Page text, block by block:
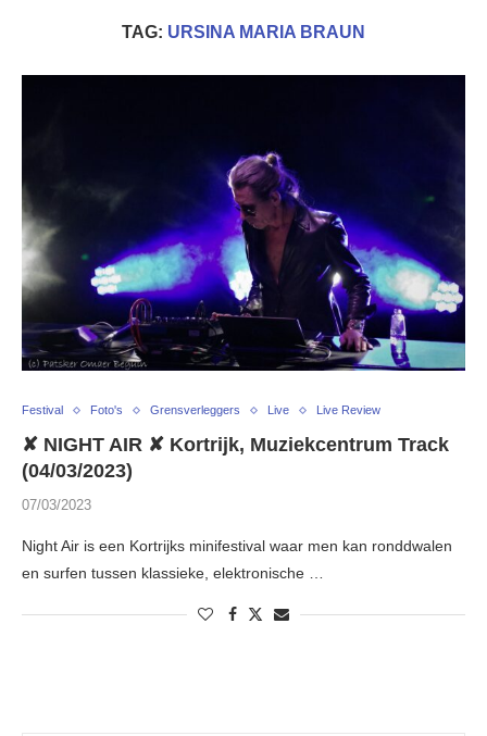
TAG: URSINA MARIA BRAUN
Festival Foto's Grensverleggers Live Live Review
✘ NIGHT AIR ✘ Kortrijk, Muziekcentrum Track
(04/03/2023)
07/03/2023
Night Air is een Kortrijks minifestival waar men kan ronddwalen
en surfen tussen klassieke, elektronische …